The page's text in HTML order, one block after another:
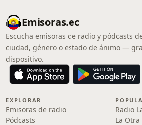
Emisoras.ec
Escucha emisoras de radio y pódcasts
ciudad, género o estado de ánimo —
dispositivo.
EXPLORAR
Emisoras de radio
Pódcasts
Radio
La Otra